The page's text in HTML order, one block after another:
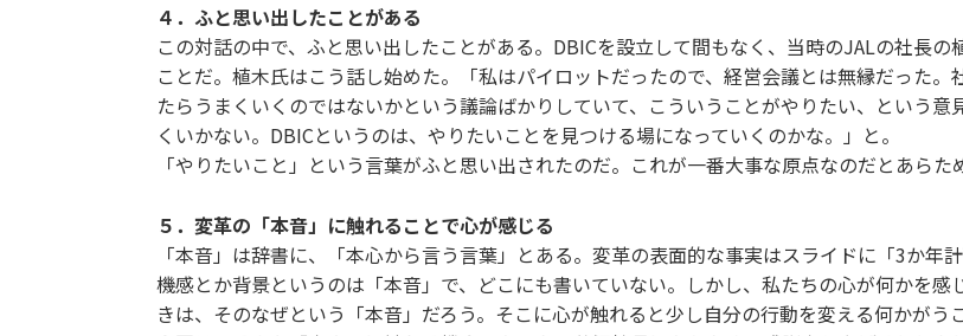
４．ふと思い出したことがある
この対話の中で、ふと思い出したことがある。DBICを設立して間もなく、当時のJALの社長
ことだ。植木氏はこう話し始めた。「私はパイロットだったので、経営会議とは無縁だった
たらうまくいくのではないかという議論ばかりしていて、こういうことがやりたい、という
くいかない。DBICというのは、やりたいことを見つける場になっていくのかな。」と。
「やりたいこと」という言葉がふと思い出されたのだ。これが一番大事な原点なのだとあらた
５．変革の「本音」に触れることで心が感じる
「本音」は辞書に、「本心から言う言葉」とある。変革の表面的な事実はスライドに「3か
機感とか背景というのは「本音」で、どこにも書いていない。しかし、私たちの心が何かを
きは、そのなぜという「本音」だろう。そこに心が触れると少し自分の行動を変える何かがう